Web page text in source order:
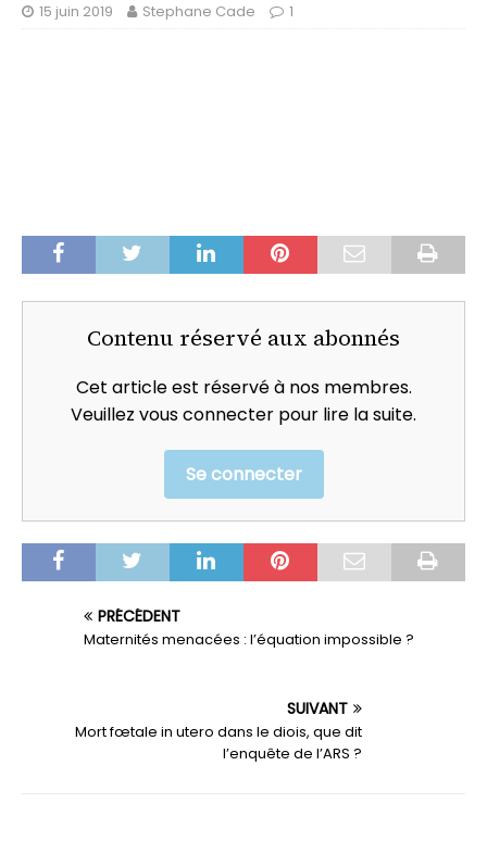
15 juin 2019 Stephane Cade 1
Contenu réservé aux abonnés
Cet article est réservé à nos membres.
Veuillez vous connecter pour lire la suite.
Se connecter
PRÉCÉDENT
Maternités menacées : l’équation impossible ?
SUIVANT
Mort fœtale in utero dans le diois, que dit
l’enquête de l’ARS ?